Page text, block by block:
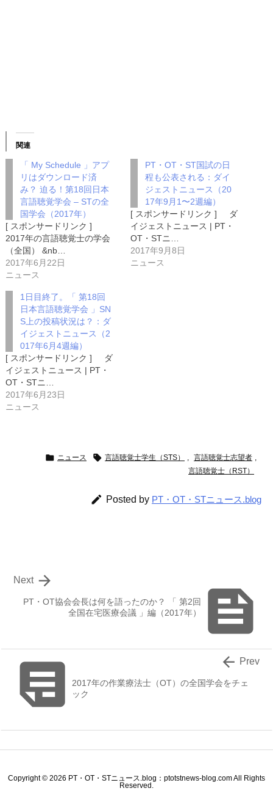
関連
「 My Schedule 」アプ
リはダウンロード済
み？ 迫る！第18回日本
言語聴覚学会 – STの全
国学会（2017年）
[ スポンサードリンク ]
2017年の言語聴覚士の学会
（全国） &nb…
2017年6月22日
ニュース
PT・OT・ST国試の日
程も公表される：ダイ
ジェストニュース（20
17年9月1〜2週編）
[ スポンサードリンク ] ダ
イジェストニュース | PT・
OT・STニ…
2017年9月8日
ニュース
1日目終了。「 第18回
日本言語聴覚学会 」SN
S上の投稿状況は？：ダ
イジェストニュース（2
017年6月4週編）
[ スポンサードリンク ] ダ
イジェストニュース | PT・
OT・STニ…
2017年6月23日
ニュース
 ニュース  言語聴覚士学生（STS） , 言語聴覚士志望者 ,
言語聴覚士（RST）
 Posted by PT・OT・STニュース.blog

PT・OT協会会長は何を語ったのか？ 「 第2回
全国在宅医療会議 」編（2017年）

Next
2017年の作業療法士（OT）の全国学会をチェ
ック
 Prev
Copyright © 2026 PT・OT・STニュース.blog：ptotstnews-blog.comAll Rights
Reserved.